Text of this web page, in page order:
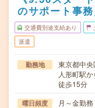
のサポート事
交通費別途支給あり
派遣
勤務地
東京都中央
人形町駅
徒歩15分
曜日頻度 月～金勤務